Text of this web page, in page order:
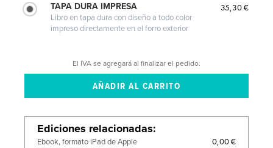
TAPA DURA IMPRESA
Libro en tapa dura con diseño a todo color
impreso directamente en el forro exterior
35,30 €
El IVA se agregará al finalizar el pedido.
Ediciones relacionadas
Ebook, formato iPad de Apple 0,00 €